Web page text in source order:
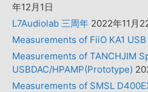
年12月1日
L7Audiolab 三周年 2022年11月
Measurements of FiiO KA1 USB
Measurements of TANCHJIM
USBDAC/HPAMP(Prototype)
Measurements of SMSL